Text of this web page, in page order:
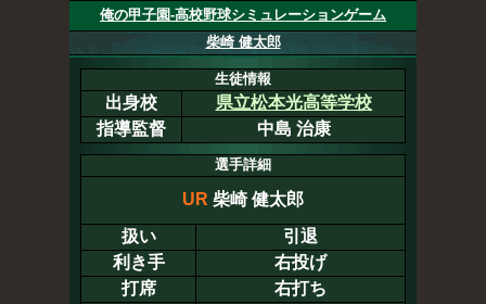
俺の甲子園-高校野球シミュレーションゲーム
柴崎 健太郎
生徒情報
出身校
県立松本光高等学校
指導監督
中島 治康
選手詳細
UR 柴崎 健太郎
扱い
引退
利き手
右投げ
打席
右打ち